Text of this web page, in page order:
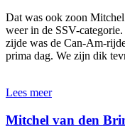
Dat was ook zoon
weer in de SSV-
zijde was de Can-Am-
prima dag. We zijn dik
Lees meer
Mitchel van den